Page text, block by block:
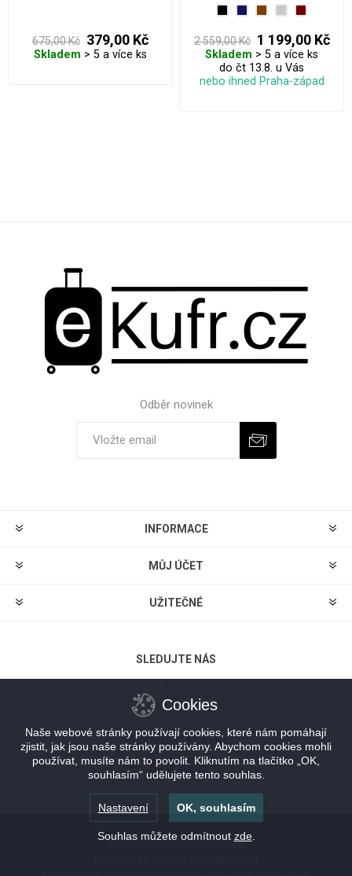
675,00 Kč 379,00 Kč
Skladem > 5 a více ks
2 559,00 Kč 1 199,00 Kč
Skladem > 5 a více ks
do čt 13.8. u Vás
nebo ihned Praha-západ
Odběr novinek
INFORMACE
MŮJ ÚČET
UŽITEČNÉ
SLEDUJTE NÁS
MOŽNOSTI PLATBY
Powered bynopCommerce
Cookies
Naše webové stránky používají cookies, které nám pomáhají
zjistit, jak jsou naše stránky používány. Abychom cookies mohli
používat, musíte nám to povolit. Kliknutím na tlačítko „OK,
souhlasím“ udělujete tento souhlas.
Nastavení OK, souhlasím
Souhlas můžete odmítnout zde.